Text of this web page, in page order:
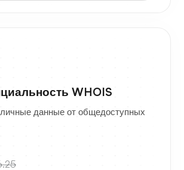
WHOIS
данные от общедоступных